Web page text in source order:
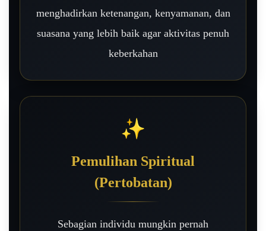
menghadirkan ketenangan, kenyamanan, dan
suasana yang lebih baik agar aktivitas penuh
keberkahan
✨
Pemulihan Spiritual
(Pertobatan)
Sebagian individu mungkin pernah